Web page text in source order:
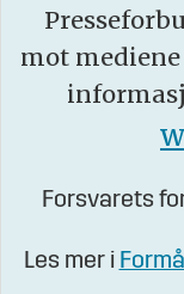
mot
Forsvarets
Les mer i